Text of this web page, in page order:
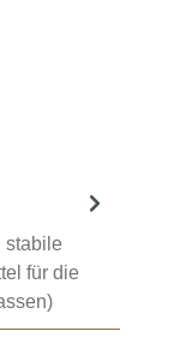
stabile
für die